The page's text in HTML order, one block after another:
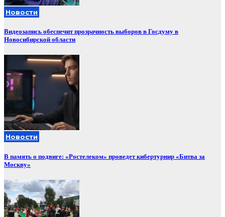
Новости
Видеозапись обеспечит прозрачность выборов в Госдуму в
Новосибирской области
Новости
В память о подвиге: «Ростелеком» проведет кибертурнир «Битва за
Москву»